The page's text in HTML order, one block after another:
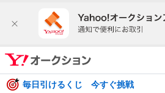
毎日引けるくじ 今すぐ挑戦